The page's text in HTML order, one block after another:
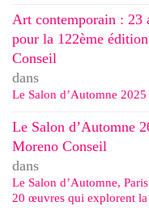
Art contemporain : 23
pour la 122ème
Conseil
dans
Le Salon d’Automne 2025
Le Salon d’Automne
Moreno Conseil
dans
Le Salon d’Automne,
20 œuvres qui explorent la